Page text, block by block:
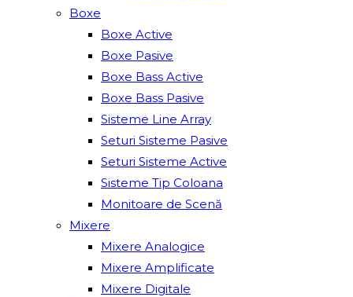
Boxe
Boxe Active
Boxe Pasive
Boxe Bass Active
Boxe Bass Pasive
Sisteme Line Array
Seturi Sisteme Pasive
Seturi Sisteme Active
Sisteme Tip Coloana
Monitoare de Scenă
Mixere
Mixere Analogice
Mixere Amplificate
Mixere Digitale